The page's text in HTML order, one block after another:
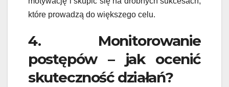
które prowadzą do większego celu.
4. Monitorowanie
postępów – jak ocenić
skuteczność działań?